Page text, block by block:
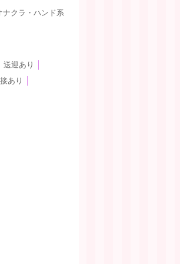
ナクラ・ハンド系
送迎あり
あり